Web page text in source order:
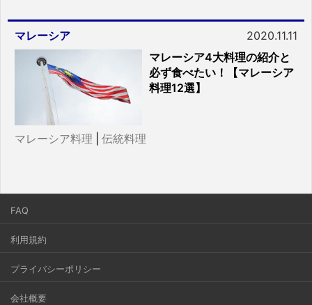
マレーシア
2020.11.11
マレーシア4大料理の紹介と
必ず食べたい！【マレーシア
料理12選】
マレーシア料理 伝統料理
FAQ
利用規約
プライバシーポリシー
会社概要